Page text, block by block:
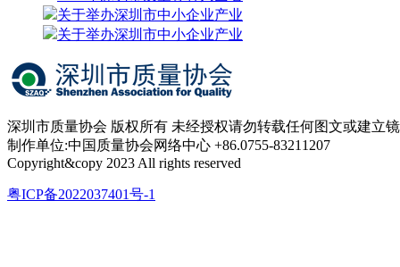
关于举办深圳市中小企业产业
关于举办深圳市中小企业产业
深圳市质量协会 版权所有 未经授权请勿转载任何图文或建立
制作单位:中国质量协会网络中心 +86.0755-83211207
Copyright&copy 2023 All rights reserved
粤ICP备2022037401号-1